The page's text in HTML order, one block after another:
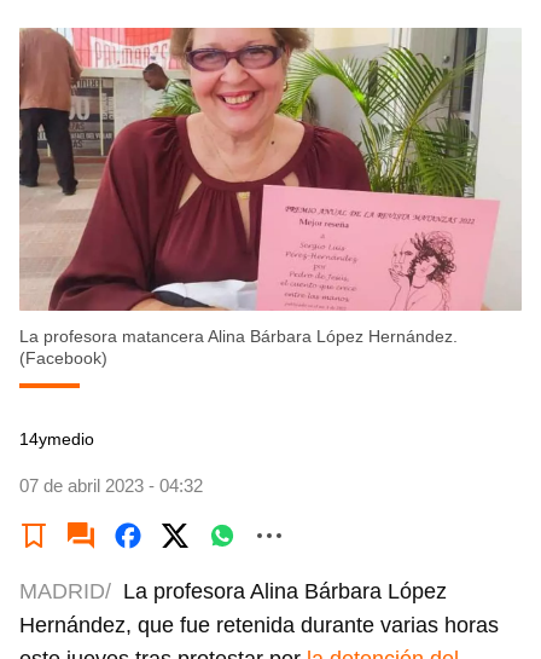
La profesora matancera Alina Bárbara López Hernández.
(Facebook)
14ymedio
07 de abril 2023 - 04:32
MADRID/ La profesora Alina Bárbara López
Hernández, que fue retenida durante varias horas